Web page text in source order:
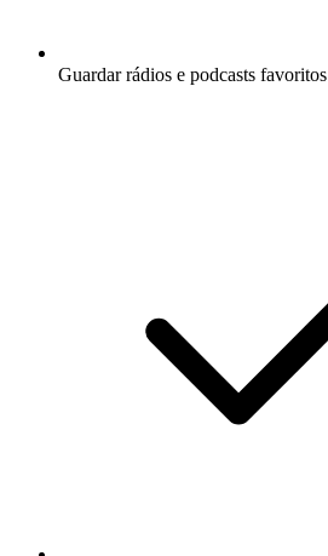
Guardar rádios e podcasts favoritos